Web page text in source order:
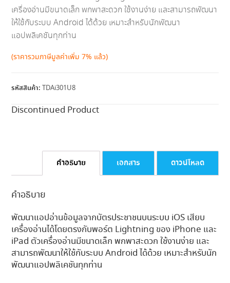
เครื่องอ่านมีขนาดเล็ก พกพาสะดวก ใช้งานง่าย และสามารถพัฒนา
ให้ใช้กับระบบ Android ได้ด้วย เหมาะสำหรับนักพัฒนา
แอปพลิเคชันทุกท่าน
(ราคารวมภาษีมูลค่าเพิ่ม 7% แล้ว)
รหัสสินค้า:TDAi301U8
Discontinued Product
คำอธิบาย เอกสาร ดาวน์โหลด
คำอธิบาย
พัฒนาแอปอ่านข้อมูลจากบัตรประชาชนบนระบบ iOS เสียบ
เครื่องอ่านได้โดยตรงกับพอร์ต Lightning ของ iPhone และ
iPad ตัวเครื่องอ่านมีขนาดเล็ก พกพาสะดวก ใช้งานง่าย และ
สามารถพัฒนาให้ใช้กับระบบ Android ได้ด้วย เหมาะสำหรับนัก
พัฒนาแอปพลิเคชันทุกท่าน